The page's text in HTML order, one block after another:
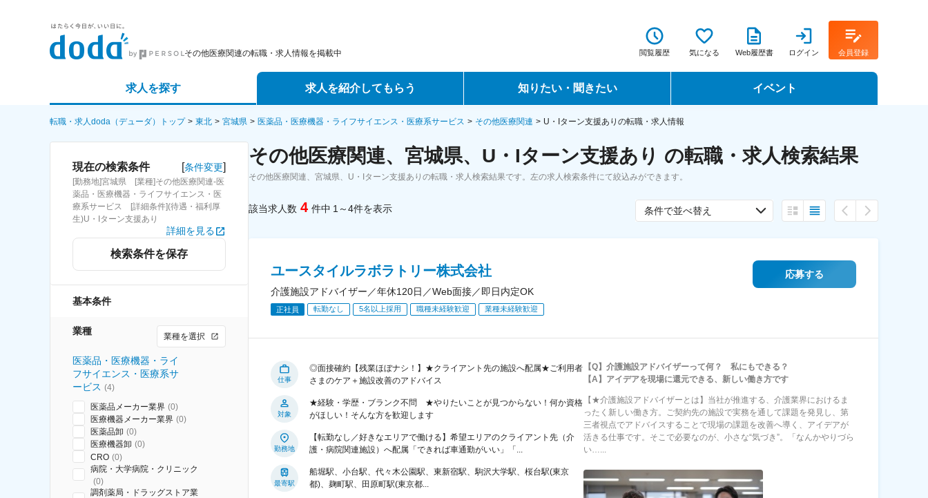
その他医療関連の転職・求人情報を掲載中 閲覧履歴 気になる Web履歴書 ログイン 会員登録
求人を探す
詳細条件から探す
求人特集から探す
求人を紹介してもらう
エージェントサービス
スカウトサービス
知りたい・聞きたい
転職ノウハウ
データで見る転職
イベント
転職フェア
転職・求人doda（デューダ）トップ 東北 宮城県 医薬品・医療機器・ライフサイエンス・医療系サービス その他医療関連 U・Iターン支援ありの転職・求人情報
現在の検索条件 [条件変更]
[勤務地]宮城県 [業種]その他医療関連-医
薬品・医療機器・ライフサイエンス・医
療系サービス [詳細条件](待遇・福利厚
生)U・Iターン支援あり
詳細を見る
検索条件を保存
基本条件
業種 業種を選択
医薬品・医療機器・ライ
フサイエンス・医療系サ
ービス (4)
医薬品メーカー業界 (0)
医療機器メーカー業界 (0)
医薬品卸 (0)
医療機器卸 (0)
CRO (0)
病院・大学病院・クリニック
(0)
調剤薬局・ドラッグストア業
その他医療関連、宮城県、U・Iターン支援あり の転職・求人検索結果
その他医療関連、宮城県、U・Iターン支援ありの転職・求人検索結果です。左の求人検索条件にて絞込みができます。
該当求人数 4 件中 1～4件を表示 条件で並べ替え
ユースタイルラボラトリー株式会社
介護施設アドバイザー／年休120日／Web面接／即日内定OK
正社員 転勤なし 5名以上採用 職種未経験歓迎 業種未経験歓迎
応募する
仕事
◎面接確約【残業ほぼナシ！】★クライアント先の施設へ配属★ご利用者
さまのケア＋施設改善のアドバイス
対象
★経験・学歴・ブランク不問 ★やりたいことが見つからない！何か資格
がほしい！そんな方を歓迎します
勤務地
【転勤なし／好きなエリアで働ける】希望エリアのクライアント先（介
護・病院関連施設）へ配属「できれば車通勤がいい」「...
最寄駅
船堀駅、小台駅、代々木公園駅、東新宿駅、駒沢大学駅、桜台駅(東京
都)、麹町駅、田原町駅(東京都...
【Q】介護施設アドバイザーって何？ 私にもできる？
【A】アイデアを現場に還元できる、新しい働き方です
【★介護施設アドバイザーとは】当社が推進する、介護業界におけるま
ったく新しい働き方。ご契約先の施設で実務を通して課題を発見し、第
三者視点でアドバイスすることで現場の課題を改善へ導く、アイデアが
活きる仕事です。そこで必要なのが、小さな“気づき”。「なんかやりづら
い…...